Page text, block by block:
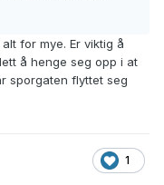
for mye. Er viktig å
å henge seg opp i at
sporgaten flyttet seg
1